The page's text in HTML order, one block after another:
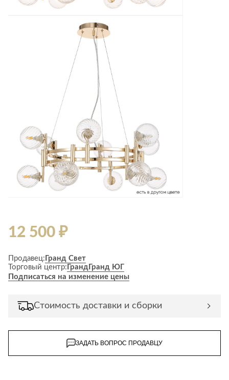
12 500 ₽
Продавец: Гранд Свет
Торговый центр: Гранд Гранд ЮГ
Подписаться на изменение цены
Стоимость доставки и сборки
ЗАДАТЬ ВОПРОС ПРОДАВЦУ